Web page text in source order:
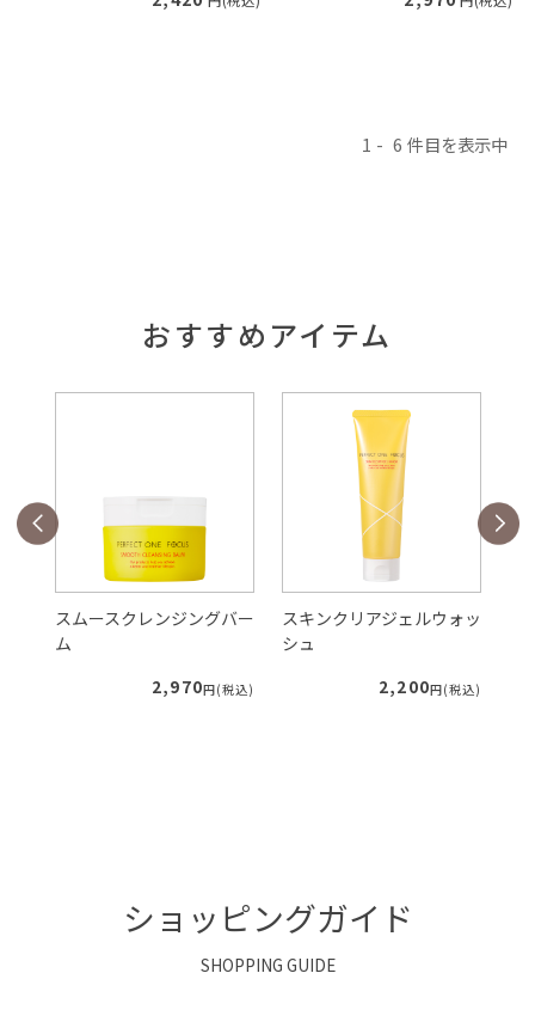
1 6
おすすめアイテム
スムースクレンジングバー
ム
2,970円(税込)
スキンクリアジェルウォッ
シュ
2,200円(税込)
ショッピングガイド
SHOPPING GUIDE